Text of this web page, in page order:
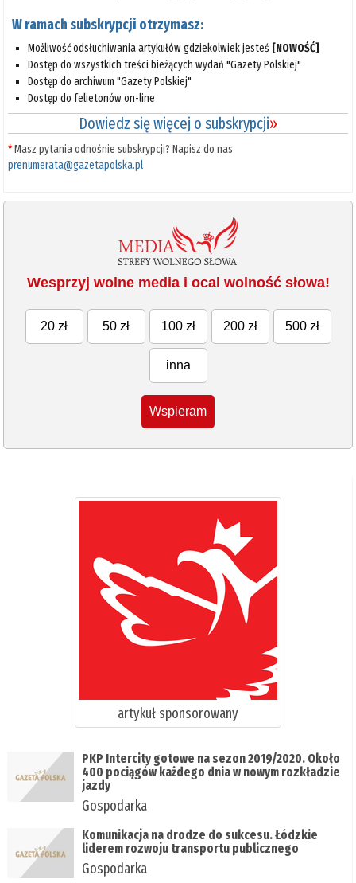
W ramach subskrypcji otrzymasz:
Możliwość odsłuchiwania artykułów gdziekolwiek jesteś [NOWOŚĆ]
Dostęp do wszystkich treści bieżących wydań "Gazety Polskiej"
Dostęp do archiwum "Gazety Polskiej"
Dostęp do felietonów on-line
Dowiedz się więcej o subskrypcji»
*Masz pytania odnośnie subskrypcji? Napisz do nas
prenumerata@gazetapolska.pl
Wesprzyj wolne media i ocal wolność słowa!
20 zł 50 zł 100 zł 200 zł 500 zł
inna
Wspieram
artykuł sponsorowany
PKP Intercity gotowe na sezon 2019/2020. Około
400 pociągów każdego dnia w nowym rozkładzie
jazdy
Gospodarka
Komunikacja na drodze do sukcesu. Łódzkie
liderem rozwoju transportu publicznego
Gospodarka